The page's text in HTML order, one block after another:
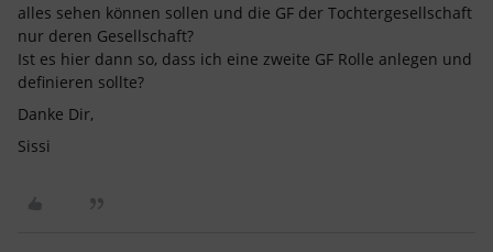
alles sehen können sollen und die GF der Tochtergesellschaft
nur deren Gesellschaft?
Ist es hier dann so, dass ich eine zweite GF Rolle anlegen und
definieren sollte?
Danke Dir,
Sissi